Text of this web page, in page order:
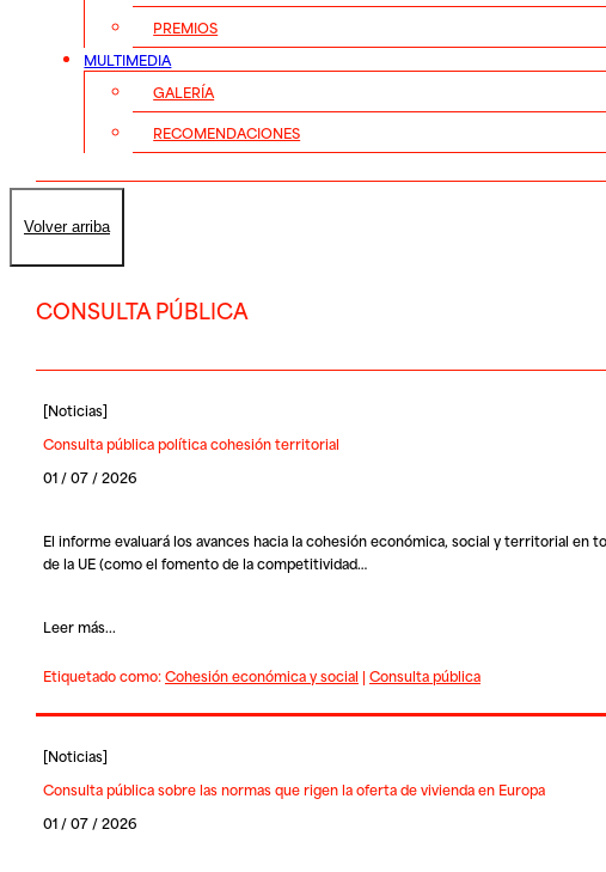
PREMIOS
MULTIMEDIA
GALERÍA
RECOMENDACIONES
Volver arriba
CONSULTA PÚBLICA
[Noticias]
Consulta pública política cohesión territorial
01 / 07 / 2026
El informe evaluará los avances hacia la cohesión económica, social y territorial en
de la UE (como el fomento de la competitividad…
Leer más...
Etiquetado como:Cohesión económica y social | Consulta pública
[Noticias]
Consulta pública sobre las normas que rigen la oferta de vivienda en Europa
01 / 07 / 2026